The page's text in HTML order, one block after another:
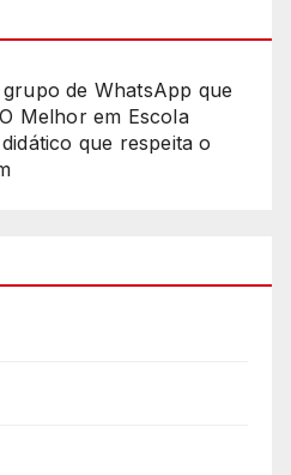
de WhatsApp que
Melhorem Escola
que respeita o